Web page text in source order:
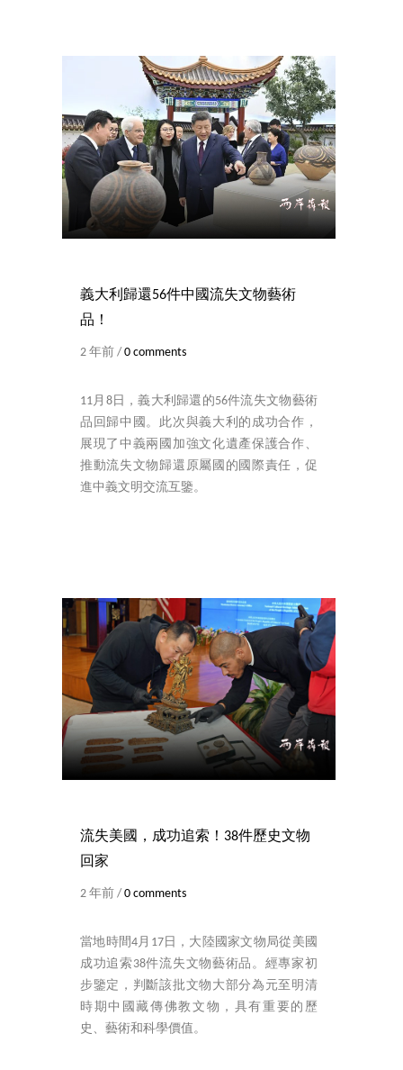
義大利歸還56件中國流失文物藝術
品！
2 年前 /0 comments
11月8日，義大利歸還的56件流失文物藝術
品回歸中國。此次與義大利的成功合作，
展現了中義兩國加強文化遺產保護合作、
推動流失文物歸還原屬國的國際責任，促
進中義文明交流互鑒。
流失美國，成功追索！38件歷史文物
回家
2 年前 / 0 comments
當地時間4月17日，大陸國家文物局從美國
成功追索38件流失文物藝術品。經專家初
步鑒定，判斷該批文物大部分為元至明清
時期中國藏傳佛教文物，具有重要的歷
史、藝術和科學價值。